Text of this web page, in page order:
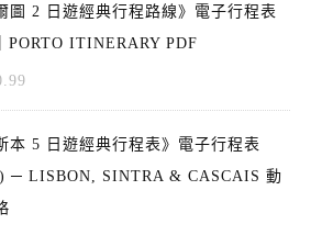
圖 2 日遊經典行程路線》電子行程表
PORTO ITINERARY PDF
本 5 日遊經典行程表》電子行程表
─ LISBON, SINTRA & CASCAIS 動